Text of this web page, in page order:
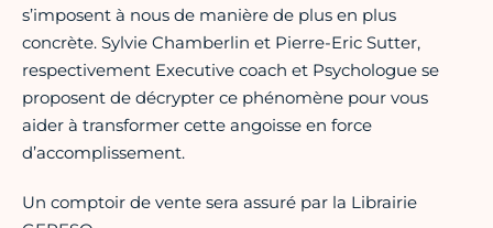
s’imposent à nous de manière de plus en plus
concrète. Sylvie Chamberlin et Pierre-Eric Sutter,
respectivement Executive coach et Psychologue se
proposent de décrypter ce phénomène pour vous
aider à transformer cette angoisse en force
d’accomplissement.
Un comptoir de vente sera assuré par la Librairie